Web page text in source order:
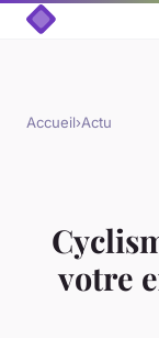
Accueil›Actu
votre